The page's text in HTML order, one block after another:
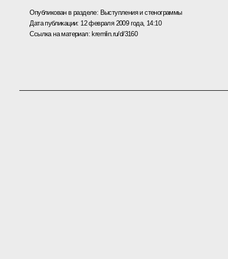
Опубликован в разделе: Выступления и стенограммы
Дата публикации: 12 февраля 2009 года, 14:10
Ссылка на материал:kremlin.ru/d/3160